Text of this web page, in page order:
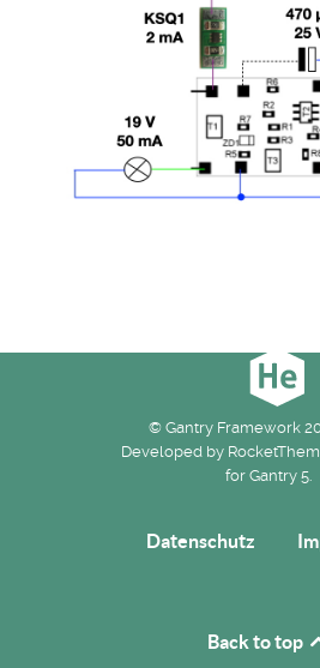
© Gantry Framework
Developed by
for Gantry 5.
Datenschutz
Back to top